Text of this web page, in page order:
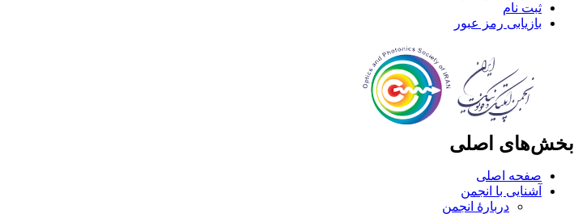
ثبت نام
بازیابی رمز عبور
بخش‌های اصلی
صفحه اصلی
آشنایی با انجمن
دربارۀ انجمن